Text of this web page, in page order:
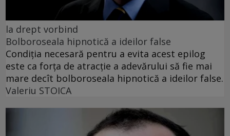
la drept vorbind
Bolboroseala hipnotică a ideilor false
Condiția necesară pentru a evita acest epilog
este ca forța de atracție a adevărului să fie mai
mare decît bolboroseala hipnotică a ideilor false.
Valeriu STOICA